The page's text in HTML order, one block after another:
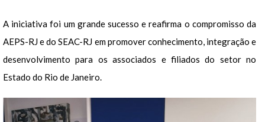
A iniciativa foi um grande sucesso e reafirma o compromisso da
AEPS-RJ e do SEAC-RJ em promover conhecimento, integração e
desenvolvimento para os associados e filiados do setor no
Estado do Rio de Janeiro.